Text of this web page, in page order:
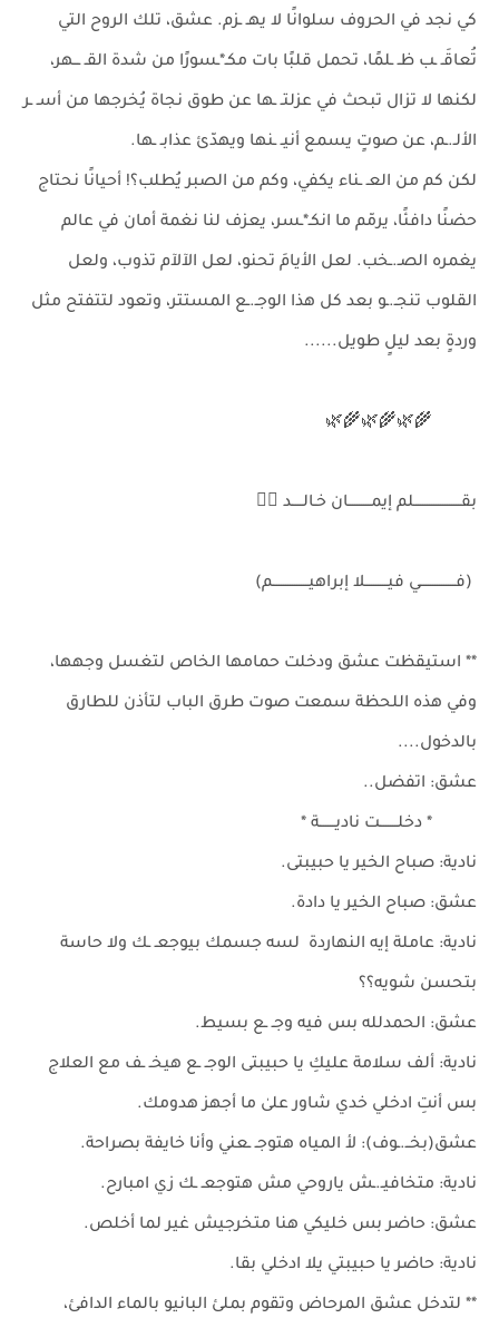
كي نجد في الحروف سلوانًا لا يهـ ـزم. عشق، تلك الروح التي
تُعاقَـ ـب ظـ ـلمًا، تحمل قلبًا بات مكـ*ـسورًا من شدة القـ ـــهر،
لكنها لا تزال تبحث في عزلتـ ـها عن طوق نجاة يُخرجها من أسـ ـر
الألـ.ـم، عن صوتٍ يسمع أنيـ ـنها ويهدّئ عذابـ ـها.
لكن كم من العـ ـناء يكفي، وكم من الصبر يُطلب؟! أحيانًا نحتاج
حضنًا دافئًا، يرمّم ما انكـ*ـسر، يعزف لنا نغمة أمان في عالم
يغمره الصـ.ـخب. لعل الأيامَ تحنو، لعل الآلآم تذوب، ولعل
القلوب تنجـ.ـو بعد كل هذا الوجـ.ـع المستتر، وتعود لتتفتح مثل
وردةٍ بعد ليلٍ طويل......
🌾🌿🌾🌿🌾🌿
بقـــــــــــــــــــــلم إيمــــــــــان خـالـــــد ✍🏻
(فــــــــــــــــي فيــــــــــلا إبراهيــــــــــــــــم)
** استيقظت عشق ودخلت حمامها الخاص لتغسل وجهها،
وفي هذه اللحظة سمعت صوت طرق الباب لتأذن للطارق
بالدخول....
عشق: اتفضل..
* دخلــــــــت ناديـــــــة *
نادية: صباح الخير يا حبيبتى.
عشق: صباح الخير يا دادة.
نادية: عاملة إيه النهاردة لسه جسمك بيوجعـ ـك ولا حاسة
بتحسن شويه؟؟
عشق: الحمدلله بس فيه وجـ ـع بسيط.
نادية: ألف سلامة عليكِ يا حبيبتى الوجـ ـع هيخـ ـف مع العلاج
بس أنتِ ادخلي خدي شاور علىٰ ما أجهز هدومك.
عشق(بخــ.ـوف): لأ المياه هتوجـ ـعني وأنا خايفة بصراحة.
نادية: متخافيـ.ـش ياروحي مش هتوجعـ ـك زي امبارح.
عشق: حاضر بس خليكي هنا متخرجيش غير لما أخلص.
نادية: حاضر يا حبيبتي يلا ادخلي بقا.
** لتدخل عشق المرحاض وتقوم بملئ البانيو بالماء الدافئ،